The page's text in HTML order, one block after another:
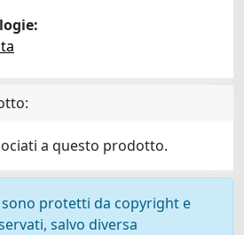
a questo prodotto.
protetti da copyright e
salvo diversa